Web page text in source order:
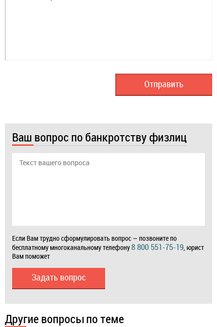
Ваш вопрос по банкротству физлиц
Если Вам трудно сформулировать вопрос — позвоните по
бесплатному многоканальному телефону8 800 551-75-19, юрист
Вам поможет
Задать вопрос
Другие вопросы по теме